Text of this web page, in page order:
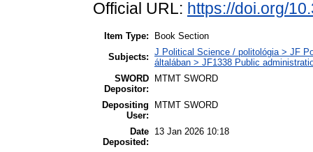
Official URL: https://doi.org/
Item Type:
Book Section
Subjects: J Political Science / politológia > JF
általában > JF1338 Public
SWORD
Depositor:
MTMT SWORD
Depositing
User:
MTMT SWORD
Date
Deposited:
13 Jan 2026 10:18